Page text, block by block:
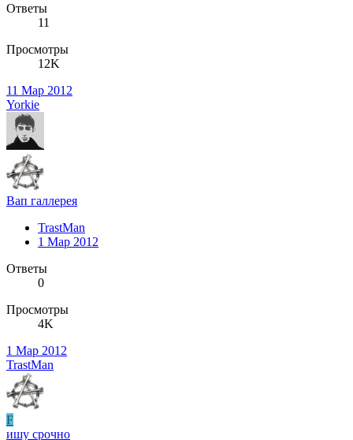
Ответы
11
Просмотры
12K
11 Мар 2012
Yorkie
Вап галлерея
TrastMan
1 Мар 2012
Ответы
0
Просмотры
4K
1 Мар 2012
TrastMan
F
ишу срочно